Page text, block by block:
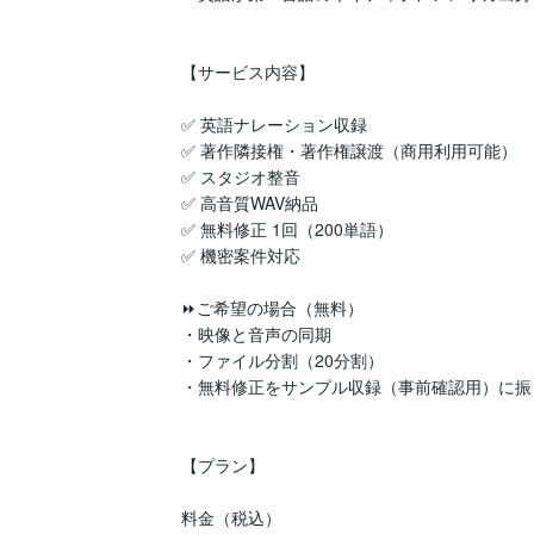
【サービス内容】
✅ 英語ナレーション収録
✅ 著作隣接権・著作権譲渡（商用利用可能）
✅ スタジオ整音
✅ 高音質WAV納品
✅ 無料修正 1回（200単語）
✅ 機密案件対応
⏩ご希望の場合（無料）
・映像と音声の同期
・ファイル分割（20分割）
・無料修正をサンプル収録（事前確認用）に
【プラン】
料金（税込）